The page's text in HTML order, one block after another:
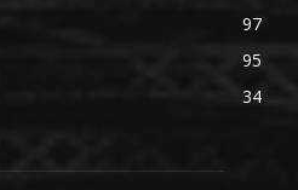
97
95
34